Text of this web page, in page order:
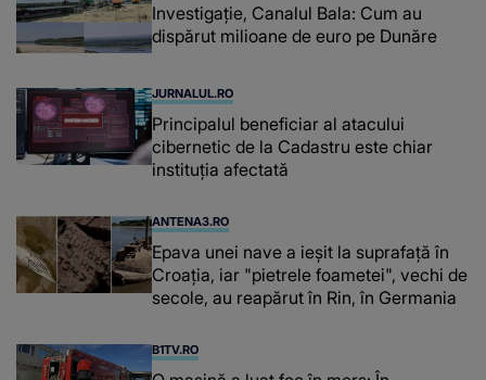
Investigație, Canalul Bala: Cum au
dispărut milioane de euro pe Dunăre
JURNALUL.RO
Principalul beneficiar al atacului
cibernetic de la Cadastru este chiar
instituţia afectată
ANTENA3.RO
Epava unei nave a ieșit la suprafață în
Croația, iar "pietrele foametei", vechi de
secole, au reapărut în Rin, în Germania
B1TV.RO